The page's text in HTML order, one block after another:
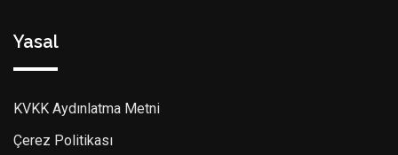
Yasal
KVKK Aydınlatma Metni
Çerez Politikası